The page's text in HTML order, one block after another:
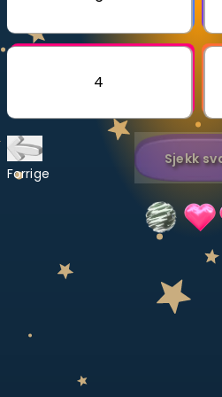
Bestill
Velg læreplan
Logg inn
4
Forrige
Sjekk